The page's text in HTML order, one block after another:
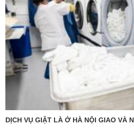
DỊCH VỤ GIẶT LÀ Ở HÀ NỘI GIAO VÀ